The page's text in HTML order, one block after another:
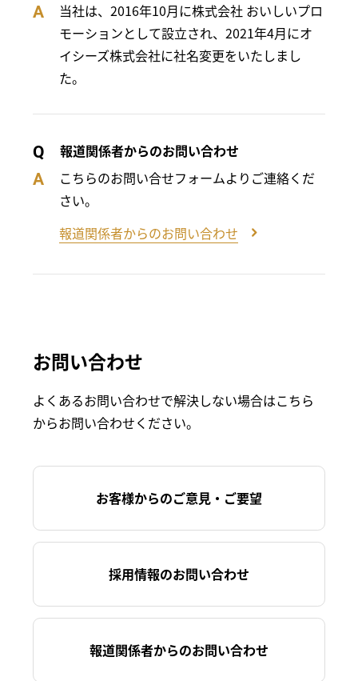
A
当社は、2016年10月に株式会社 おいしいプロ
モーションとして設立され、2021年4月にオ
イシーズ株式会社に社名変更をいたしまし
た。
Q
報道関係者からのお問い合わせ
A
こちらのお問い合せフォームよりご連絡くだ
さい。
報道関係者からのお問い合わせ
お問い合わせ
よくあるお問い合わせで解決しない場合はこちら
からお問い合わせください。
お客様からのご意見・ご要望
採用情報のお問い合わせ
報道関係者からのお問い合わせ